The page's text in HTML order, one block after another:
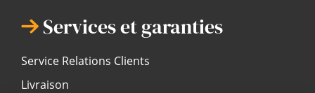
Services et garanties
Service Relations Clients
Livraison